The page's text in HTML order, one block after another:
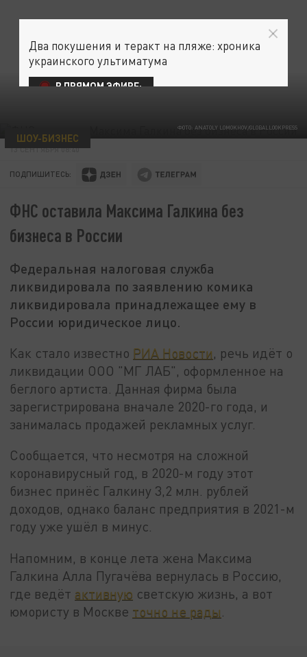
ФОТО: ANATOLY LOMOKHOV/GLOBALLOOKPRESS
ШОУ-БИЗНЕС
13 СЕНТЯБРЯ 08:40
ПОДПИШИТЕСЬ:
ФНС оставила Максима Галкина без
бизнеса в России
Федеральная налоговая служба
ликвидировала по заявлению комика
ликвидировала принадлежащее ему в
России юридическое лицо.
Как стало известно РИА Новости, речь идёт о
ликвидации ООО "МГ ЛАБ", оформленное на
беглого артиста. Данная фирма была
зарегистрирована вначале 2020-го года, и
занималась продажей рекламных услуг.
Сообщается, что несмотря на сложной
коронавирусный год, в 2020-м году этот
бизнес принёс Галкину 3,2 млн. рублей
доходов, однако баланс предприятия в 2021-м
году уже ушёл в минус.
Напомним, в конце лета жена Максима
Галкина Алла Пугачёва вернулась в Россию,
где ведёт активную светскую жизнь, а вот
юмористу в Москве точно не рады
Два покушения и теракт на пляже: хроника
украинского ультиматума
В ПРЯМОМ ЭФИРЕ: